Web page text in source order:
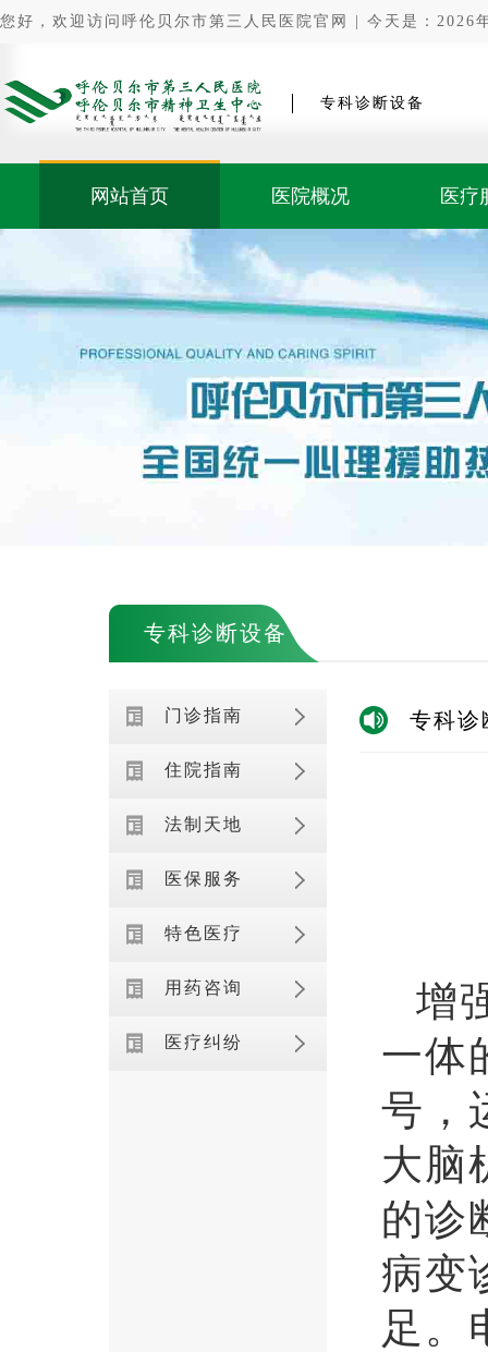
您好，欢迎访问呼伦贝尔市第三人民医院官网 | 今天是：2026
专科诊断设备
网站首页 医院概况 医疗
专科诊断设备
门诊指南
住院指南
法制天地
医保服务
特色医疗
用药咨询
医疗纠纷
专科诊
增
一体
号，
大脑
的诊
病变
足。